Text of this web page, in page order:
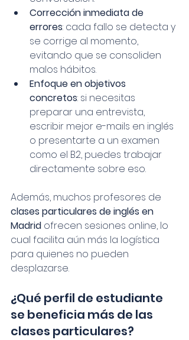
Corrección inmediata de
errores: cada fallo se detecta y
se corrige al momento,
evitando que se consoliden
malos hábitos.
Enfoque en objetivos
concretos: si necesitas
preparar una entrevista,
escribir mejor e-mails en inglés
o presentarte a un examen
como el B2, puedes trabajar
directamente sobre eso.
Además, muchos profesores de
clases particulares de inglés en
Madrid ofrecen sesiones online, lo
cual facilita aún más la logística
para quienes no pueden
desplazarse.
¿Qué perfil de estudiante
se beneficia más de las
clases particulares?